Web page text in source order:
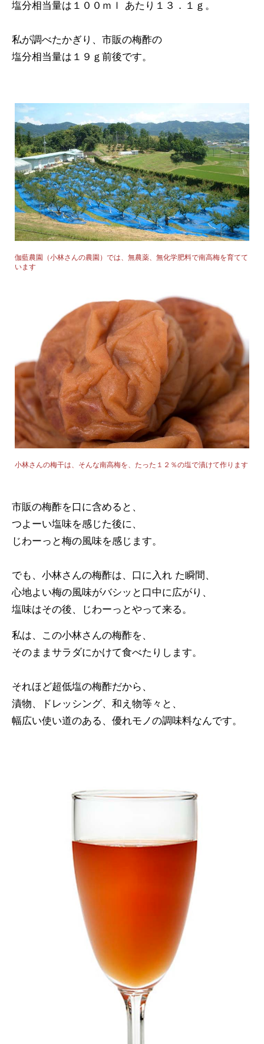
塩分相当量は１００ｍｌ あたり１３．１ｇ。
私が調べたかぎり、市販の梅酢の
塩分相当量は１９ｇ前後です。
伽藍農園（小林さんの農園）では、無農薬、無化学肥料で南高梅を育てて
います
小林さんの梅干は、そんな南高梅を、たった１２％の塩で漬けて作ります
市販の梅酢を口に含めると、
つよーい塩味を感じた後に、
じわーっと梅の風味を感じます。
でも、小林さんの梅酢は、口に入れ た瞬間、
心地よい梅の風味がバシッと口中に広がり、
塩味はその後、じわーっとやって来る。
私は、この小林さんの梅酢を、
そのままサラダにかけて食べたりします。
それほど超低塩の梅酢だから、
漬物、ドレッシング、和え物等々と、
幅広い使い道のある、優れモノの調味料なんです。